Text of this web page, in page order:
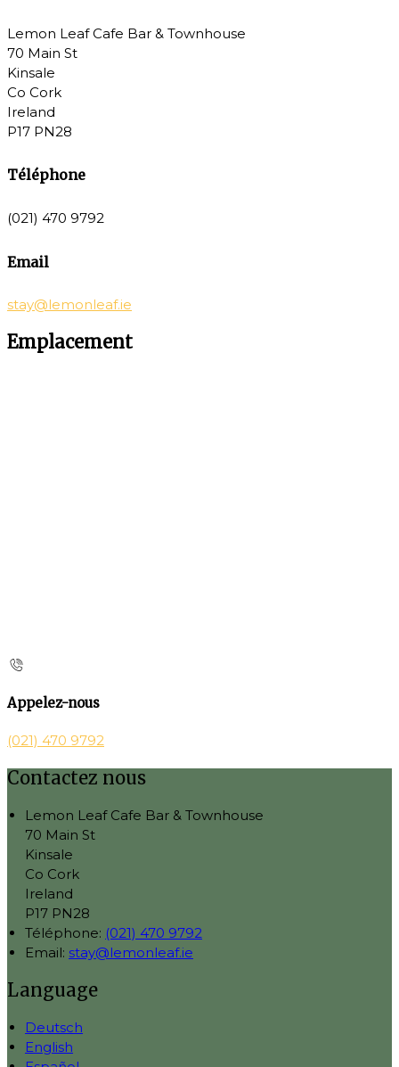
Lemon Leaf Cafe Bar & Townhouse
70 Main St
Kinsale
Co Cork
Ireland
P17 PN28
Téléphone
(021) 470 9792
Email
stay@lemonleaf.ie
Emplacement
Appelez-nous
(021) 470 9792
Contactez nous
Lemon Leaf Cafe Bar & Townhouse
70 Main St
Kinsale
Co Cork
Ireland
P17 PN28
Téléphone: (021) 470 9792
Email: stay@lemonleaf.ie
Language
Deutsch
English